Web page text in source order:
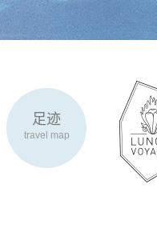
足迹
travel map